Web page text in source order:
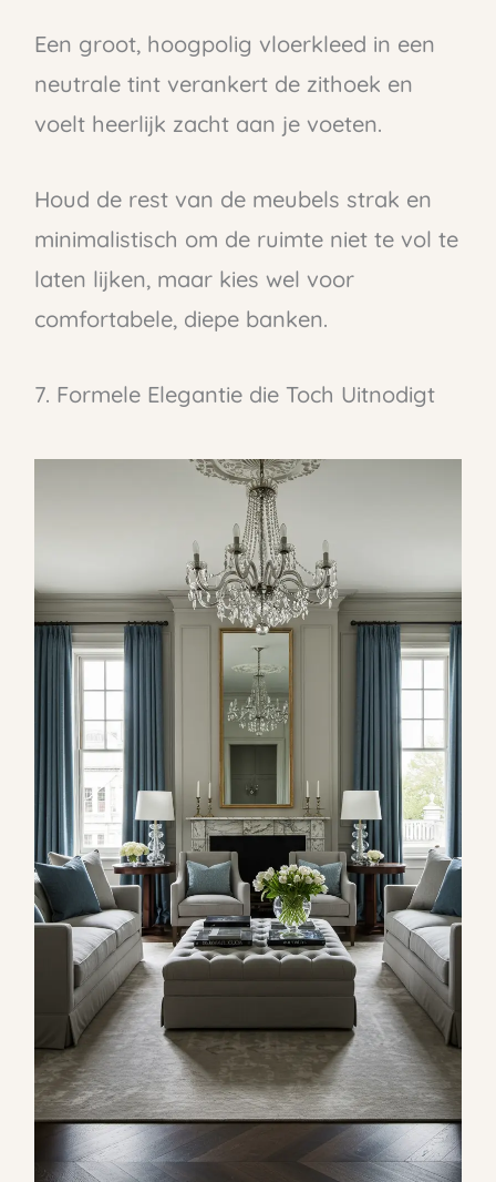
Een groot, hoogpolig vloerkleed in een
neutrale tint verankert de zithoek en
voelt heerlijk zacht aan je voeten.
Houd de rest van de meubels strak en
minimalistisch om de ruimte niet te vol te
laten lijken, maar kies wel voor
comfortabele, diepe banken.
7. Formele Elegantie die Toch Uitnodigt